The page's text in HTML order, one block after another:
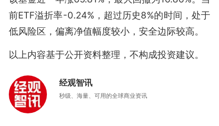
前ETF溢折率-0.24%，超过历史8%的时间，处于
低风险区，偏离净值幅度较小，安全边际较高。
以上内容基于公开资料整理，不构成投资建议。
经观智讯
秒级、海量、可用的全球商业资讯